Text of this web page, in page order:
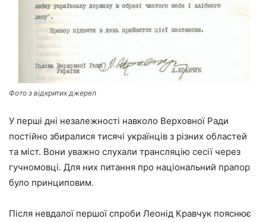
Фото з відкритих джерел
У перші дні незалежності навколо Верховної Ради
постійно збиралися тисячі українців з різних областей
та міст. Вони уважно слухали трансляцію сесії через
гучномовці. Для них питання про національний прапор
було принциповим.
Після невдалої першої спроби Леонід Кравчук пояснює